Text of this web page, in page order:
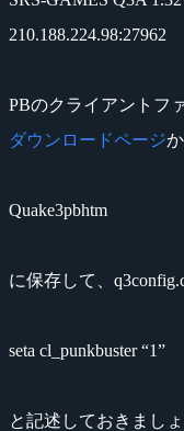
210.188.224.98:27962
PBのクライアントフ
ダウンロードページ
Quake3pbhtm
に保存して、
seta cl_punkbuster “1”
と記述しておきましょ